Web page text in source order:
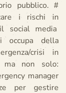
pubblico. #
i rischi in
social media
occupa della
crisi in
ma non solo:
manager
per gestire